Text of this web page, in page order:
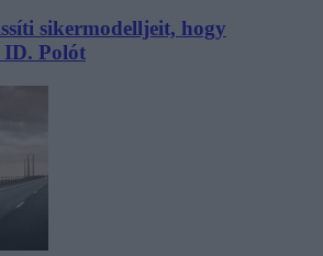
sikermodelljeit, hogy
ID. Polót